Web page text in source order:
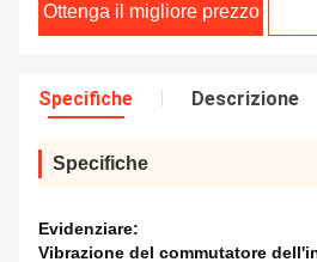
Ottenga il migliore prezzo
Specifiche Descrizione
Specifiche
Evidenziare:
Vibrazione del commutatore